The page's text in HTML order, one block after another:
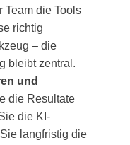
Team die Tools
richtig
– die
bleibt zentral.
und
die Resultate
die KI-
langfristig die